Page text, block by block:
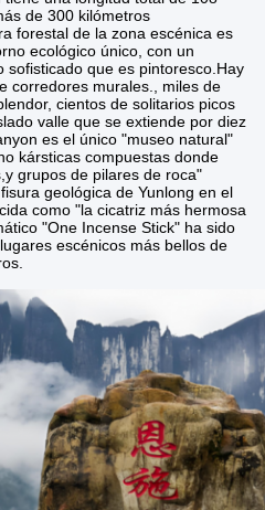
de 300 kilómetros
forestal de la zona escénica es
ecológico único, con un
sofisticado que es pintoresco.Hay
corredores murales., miles de
cientos de solitarios picos
valle que se extiende por diez
es el único "museo natural"
kársticas compuestas donde
grupos de pilares de roca"
geológica de Yunlong en el
como "la cicatriz más hermosa
"One Incense Stick" ha sido
escénicos más bellos de